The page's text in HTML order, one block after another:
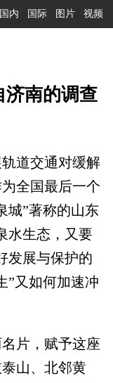
国内 国际 图片 视频
南的调查
道交通对缓解
全国最后一个
城”著称的山东
水生态，又要
发展与保护的
”又如何加速冲
片，赋予这座
山、北邻黄